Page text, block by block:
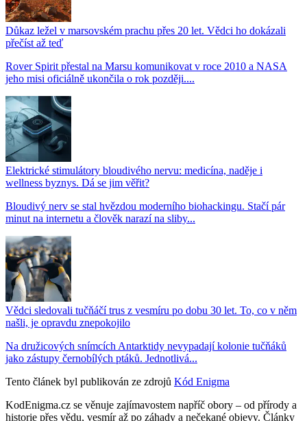
Důkaz ležel v marsovském prachu přes 20 let. Vědci ho dokázali
přečíst až teď
Rover Spirit přestal na Marsu komunikovat v roce 2010 a NASA
jeho misi oficiálně ukončila o rok později....
Elektrické stimulátory bloudivého nervu: medicína, naděje i
wellness byznys. Dá se jim věřit?
Bloudivý nerv se stal hvězdou moderního biohackingu. Stačí pár
minut na internetu a člověk narazí na sliby...
Vědci sledovali tučňáčí trus z vesmíru po dobu 30 let. To, co v něm
našli, je opravdu znepokojilo
Na družicových snímcích Antarktidy nevypadají kolonie tučňáků
jako zástupy černobílých ptáků. Jednotlivá...
Tento článek byl publikován ze zdrojů Kód Enigma
KodEnigma.cz se věnuje zajímavostem napříč obory – od přírody a
historie přes vědu, vesmír až po záhady a nečekané objevy. Články